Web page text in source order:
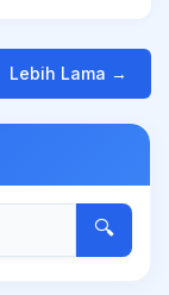
Lebih Lama →
🔍